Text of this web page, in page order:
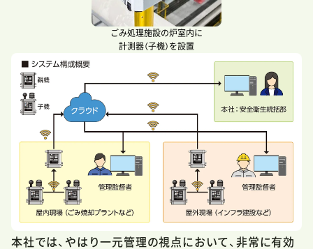
ごみ処理施設の炉室内に
計測器（子機）を設置
本社では、やはり一元管理の視点において、非常に有効